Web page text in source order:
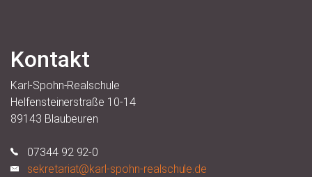
Kontakt
Karl-Spohn-Realschule
Helfensteinerstraße 10-14
89143 Blaubeuren
07344 92 92-0
sekretariat@karl-spohn-realschule.de